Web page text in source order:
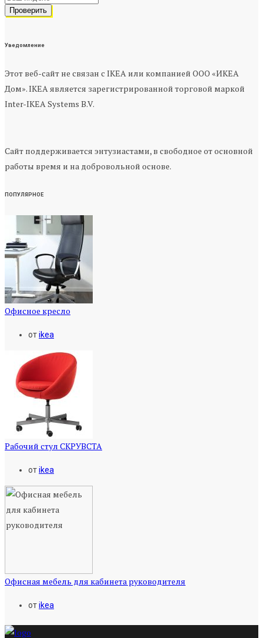
Уведомление
Этот веб-сайт не связан с IKEA или компанией ООО «ИКЕА
Дом». IKEA является зарегистрированной торговой маркой
Inter-IKEA Systems B.V.
Сайт поддерживается энтузиастами, в свободное от основной
работы время и на добровольной основе.
ПОПУЛЯРНОЕ
Офисное кресло
отikea
Рабочий стул СКРУВСТА
отikea
Офисная мебель для кабинета руководителя
отikea